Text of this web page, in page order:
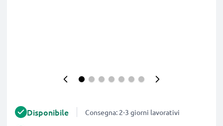
Disponibile Consegna: 2-3 giorni lavorativi